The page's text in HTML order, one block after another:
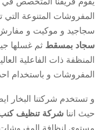
المفروشات المتنوعة
سجاجيد و موكيت و
سجاد بمسقط ثم غسلها
المنظفة ذات الفاعلية
المفروشات و باستخدام
و تستخدم شركتنا البخار
حيث اننا شركة تنظيف